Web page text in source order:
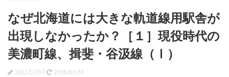
なぜ北海道には大きな軌道線用駅舎が
出現しなかったか？［１］現役時代の
美濃町線、揖斐・谷汲線（Ⅰ）
2012/07/07 2018/06/10